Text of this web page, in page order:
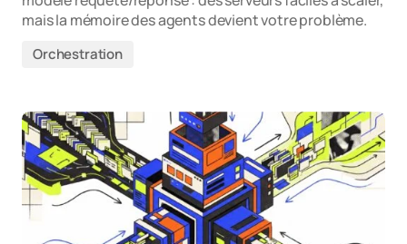
mais la mémoire des agents devient votre problème.
Orchestration